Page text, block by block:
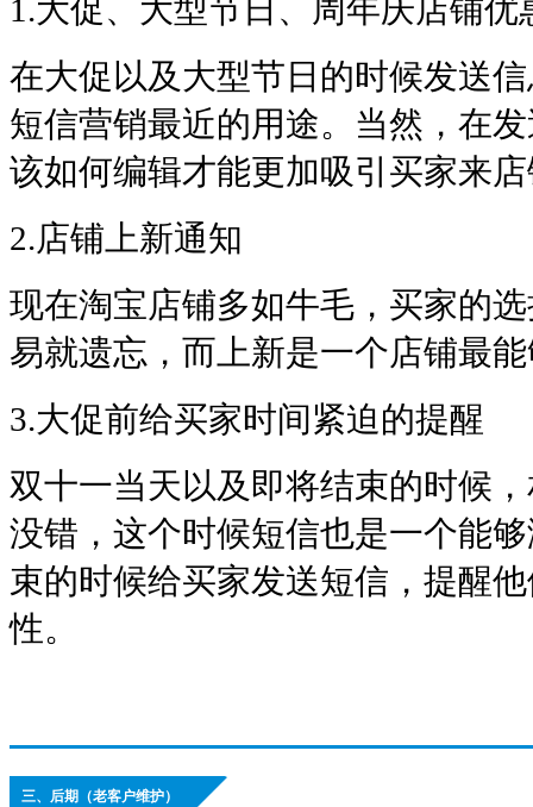
1.大促、大型节日、周年庆店铺优
在大促以及大型节日的时候发送
短信营销最近的用途。当然，在
该如何编辑才能更加吸引买家来
2.店铺上新通知
现在淘宝店铺多如牛毛，买家的
易就遗忘，而上新是一个店铺最
3.大促前给买家时间紧迫的提醒
双十一当天以及即将结束的时候
没错，这个时候短信也是一个能
束的时候给买家发送短信，提醒
性。
三、后期（老客户维护）